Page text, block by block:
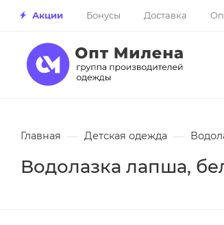
Акции Бонусы Доставка
Главная — Детская одежда —
Водолазка лапша,